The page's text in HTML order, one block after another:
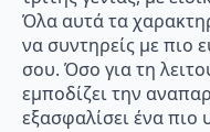
Όλα αυτά τα
να συντηρείς με πιο
σου. Όσο για τη
εμποδίζει την
εξασφαλίσει ένα πιο